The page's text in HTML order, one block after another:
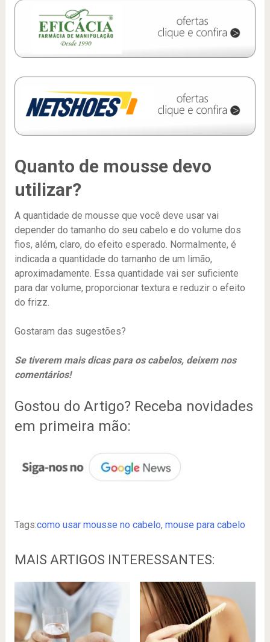
Quanto de mousse devo
utilizar?
A quantidade de mousse que você deve usar vai
depender do tamanho do seu cabelo e do volume dos
fios, além, claro, do efeito esperado. Normalmente, é
indicada a quantidade do tamanho de um limão,
aproximadamente. Essa quantidade vai ser suficiente
para dar volume, proporcionar textura e reduzir o efeito
do frizz.
Gostaram das sugestões?
Se tiverem mais dicas para os cabelos, deixem nos
comentários!
Gostou do Artigo? Receba novidades
em primeira mão:
Tags:como usar mousse no cabelo, mouse para cabelo
MAIS ARTIGOS INTERESSANTES: